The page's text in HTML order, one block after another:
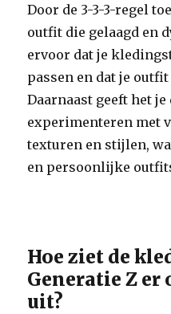
Door de 3-3-3-regel
outfit die gelaagd en
ervoor dat je
passen en dat je
Daarnaast geeft het
experimenteren met
texturen en stijlen,
en persoonlijke
Hoe ziet de
Generatie Z
uit?